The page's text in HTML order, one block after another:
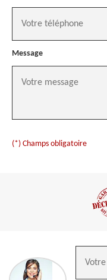
Message
(*) Champs obligatoire